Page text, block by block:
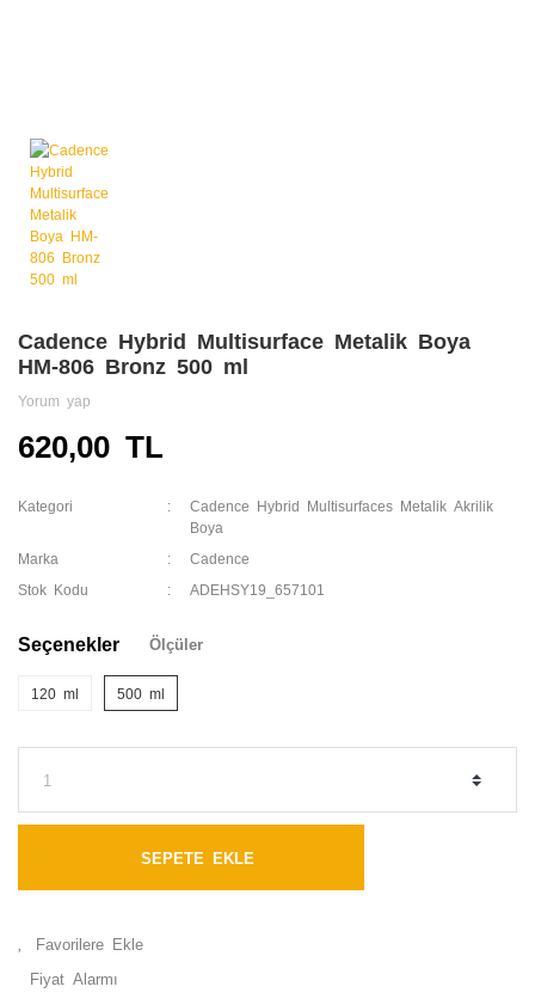
Cadence Hybrid Multisurface Metalik Boya
HM-806 Bronz 500 ml
Yorum yap
620,00 TL
Kategori
Cadence Hybrid Multisurfaces Metalik Akrilik
Boya
Marka Cadence
Stok Kodu ADEHSY19_657101
Seçenekler Ölçüler
120 ml 500 ml
SEPETE EKLE
Fiyat Alarmı